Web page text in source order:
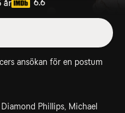
år 6.6
ansökan för en postum
Phillips, Michael